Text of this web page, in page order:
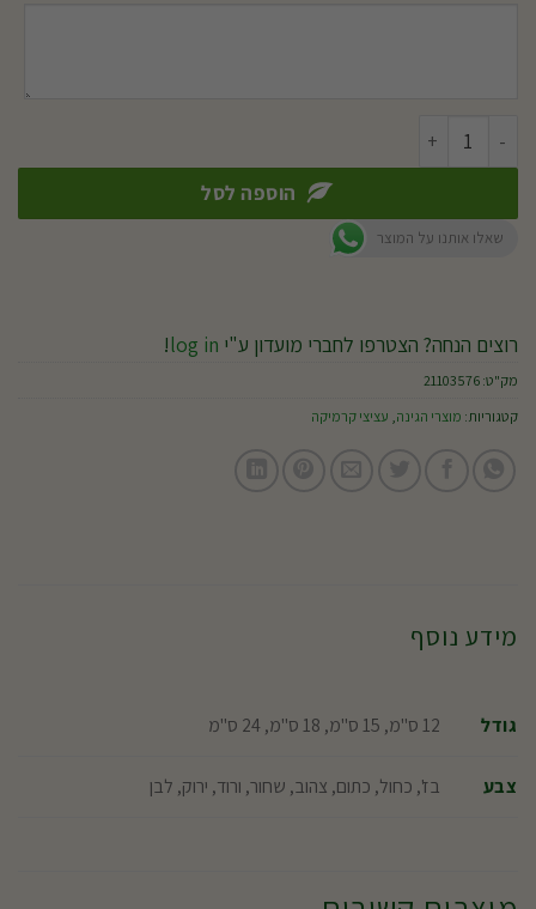
כמות של עציץ קרמיקה (205060)
הוספה לסל
שאלו אותנו על המוצר
רוצים הנחה? הצטרפו לחברי מועדון ע"י log in
!
מק"ט:21103576
קטגוריות: מוצרי הגינה, עציצי קרמיקה
מידע נוסף
גודל 12 ס"מ, 15 ס"מ, 18 ס"מ, 24 ס"מ
צבע בז', כחול, כתום, צהוב, שחור, ורוד, ירוק, לבן